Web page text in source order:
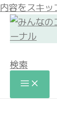
内容をスキッ
検索